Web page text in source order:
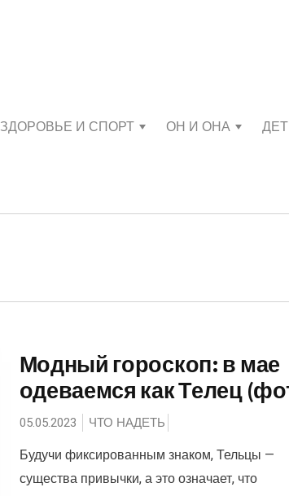
ЗДОРОВЬЕ И СПОРТ ОН И ОНА
Модный гороскоп: в мае
одеваемся как Телец
05.05.2023 ЧТО НАДЕТЬ
Будучи фиксированным знаком, Тельцы —
существа привычки, а это означает, что